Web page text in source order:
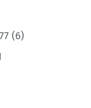
(6)